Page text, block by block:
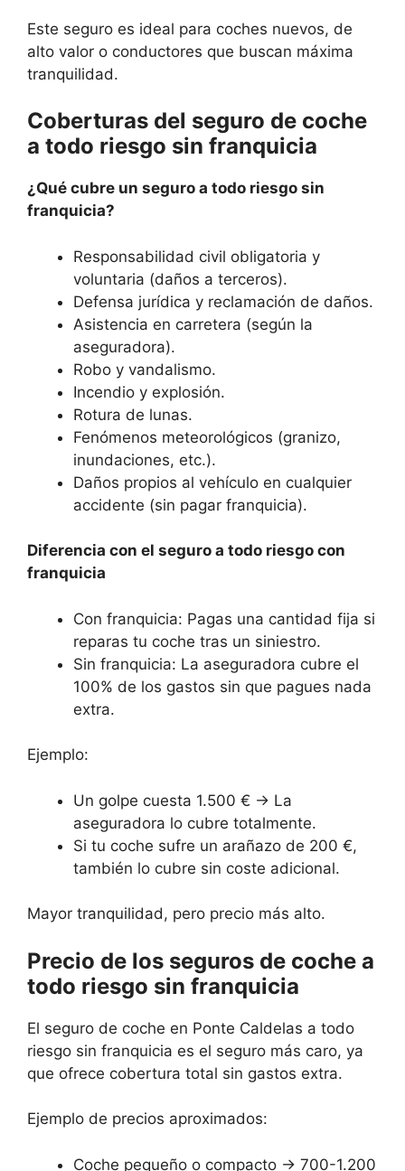
Este seguro es ideal para coches nuevos, de
alto valor o conductores que buscan máxima
tranquilidad.
Coberturas del seguro de coche
a todo riesgo sin franquicia
¿Qué cubre un seguro a todo riesgo sin
franquicia?
Responsabilidad civil obligatoria y
voluntaria (daños a terceros).
Defensa jurídica y reclamación de daños.
Asistencia en carretera (según la
aseguradora).
Robo y vandalismo.
Incendio y explosión.
Rotura de lunas.
Fenómenos meteorológicos (granizo,
inundaciones, etc.).
Daños propios al vehículo en cualquier
accidente (sin pagar franquicia).
Diferencia con el seguro a todo riesgo con
franquicia
Con franquicia: Pagas una cantidad fija si
reparas tu coche tras un siniestro.
Sin franquicia: La aseguradora cubre el
100% de los gastos sin que pagues nada
extra.
Ejemplo:
Un golpe cuesta 1.500 € → La
aseguradora lo cubre totalmente.
Si tu coche sufre un arañazo de 200 €,
también lo cubre sin coste adicional.
Mayor tranquilidad, pero precio más alto.
Precio de los seguros de coche a
todo riesgo sin franquicia
El seguro de coche en Ponte Caldelas a todo
riesgo sin franquicia es el seguro más caro, ya
que ofrece cobertura total sin gastos extra.
Ejemplo de precios aproximados:
Coche pequeño o compacto → 700-1.200